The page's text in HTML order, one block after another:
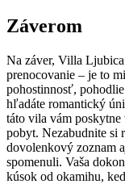
Záverom
Na záver, Villa
prenocovanie – je to
pohostinnosť,
hľadáte romantický
táto vila vám
pobyt. Nezabudnite si
dovolenkový zoznam
spomenuli. Vaša
kúsok od okamihu,